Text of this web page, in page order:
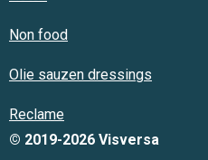
Non food
Olie sauzen dressings
Reclame
© 2019-2026 Visversa